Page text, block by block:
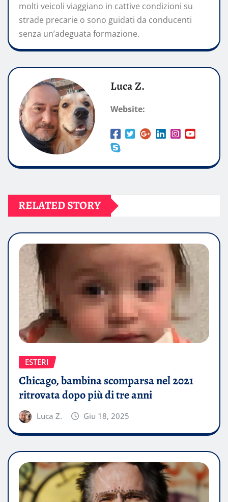
molti veicoli viaggiano in cattive condizioni su
strade precarie o sono guidati da conducenti
senza un’adeguata formazione.
Luca Z.
Website:
RELATED STORY
ESTERI
Chicago, bambina scomparsa nel 2021
ritrovata dopo più di tre anni
Luca Z. Giu 18, 2025